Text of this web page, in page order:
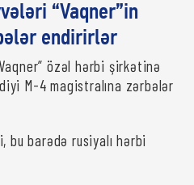
“Vaqner”in
endirirlər
özəl hərbi şirkətinə
M-4 magistralına zərbələr
barədə rusiyalı hərbi